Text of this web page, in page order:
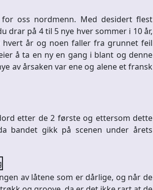
oss nordmenn. Med desidert flest
drar på 4 til 5 nye hver sommer i 10 år,
år og noen faller fra grunnet feil
å ta en ny en gang i blant og denne
av årsaken var ene og alene et fransk
etter de 2 første og ettersom dette
bandet gikk på scenen under årets
av låtene som er dårlige, og når de